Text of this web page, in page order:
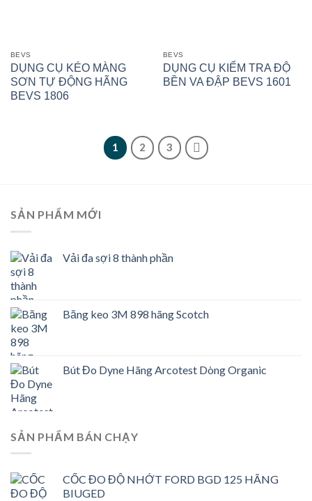
BEVS
DỤNG CỤ KÉO MÀNG
SƠN TỰ ĐỘNG HÃNG
BEVS 1806
BEVS
DỤNG CỤ KIỂM TRA ĐỘ
BỀN VA ĐẬP BEVS 1601
1 2 3
SẢN PHẨM MỚI
Vải đa sợi 8 thành phần
Băng keo 3M 898 hãng Scotch
Bút Đo Dyne Hãng Arcotest Dòng Organic
SẢN PHẨM BÁN CHẠY
CỐC ĐO ĐỘ NHỚT FORD BGD 125 HÃNG
BIUGED